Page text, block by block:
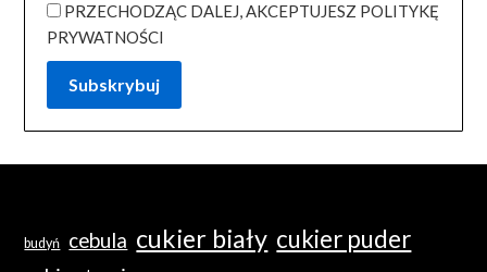
PRZECHODZĄC DALEJ, AKCEPTUJESZ POLITYKĘ
PRYWATNOŚCI
budyń cebula cukier biały cukier puder